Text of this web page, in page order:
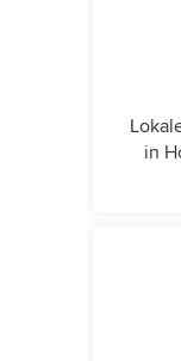
in